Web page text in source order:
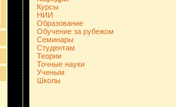
Курсы
НИИ
Образование
Обучение за рубежом
Семинары
Студентам
Теории
Точные науки
Ученым
Школы